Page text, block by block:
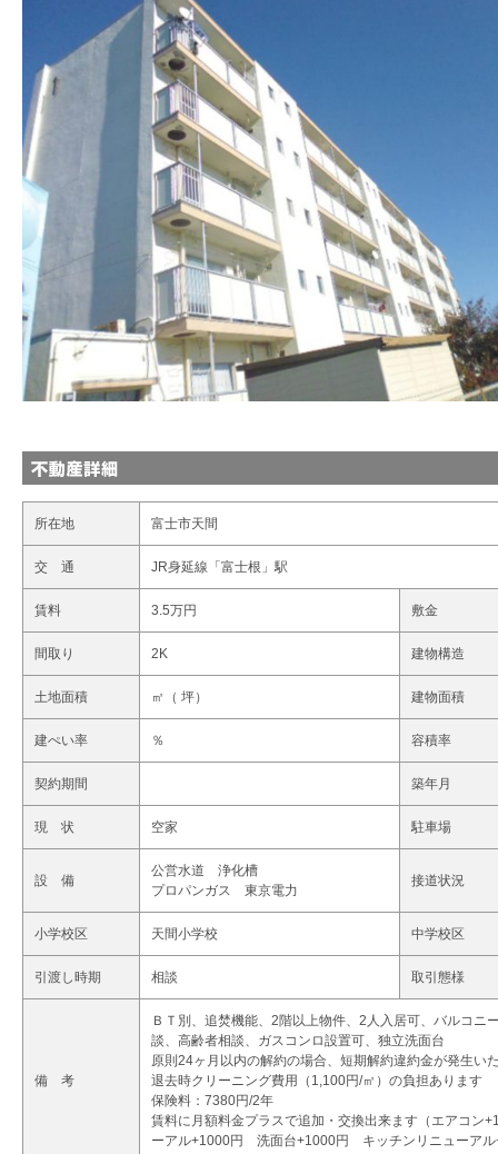
所在地 富士市天間
交 通 JR身延線「富士根」駅
賃料 3.5万円 敷金
間取り 2K 建物構造
土地面積 ㎡（ 坪） 建物面積
建ぺい率 ％ 容積率
契約期間 築年月
現 状 空家 駐車場
設 備
公営水道 浄化槽
プロパンガス 東京電力
接道状況
小学校区 天間小学校 中学校区
引渡し時期 相談 取引態様
備 考
ＢＴ別、追焚機能、2階以上物件、2人入居可、バルコニ
談、高齢者相談、ガスコンロ設置可、独立洗面台
原則24ヶ月以内の解約の場合、短期解約違約金が発生い
退去時クリーニング費用（1,100円/㎡）の負担あります
保険料：7380円/2年
賃料に月額料金プラスで追加・交換出来ます（エアコ
ーアル+1000円 洗面台+1000円 キッチンリニューアル